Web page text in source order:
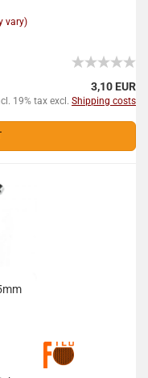
vary)
3,10 EUR
19% tax excl. Shipping costs